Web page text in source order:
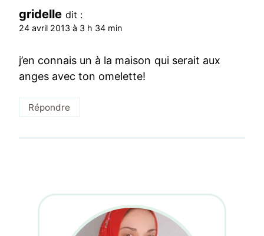
gridelle dit :
24 avril 2013 à 3 h 34 min
j’en connais un à la maison qui serait aux
anges avec ton omelette!
Répondre